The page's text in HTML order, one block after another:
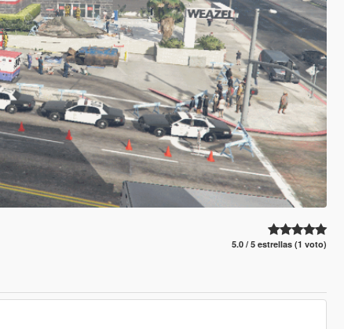
5.0 / 5 estrellas (1 voto)